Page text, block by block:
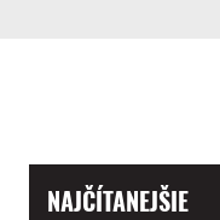
NAJČÍTANEJŠIE